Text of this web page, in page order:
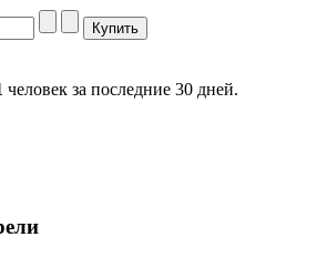
человек за последние 30 дней.